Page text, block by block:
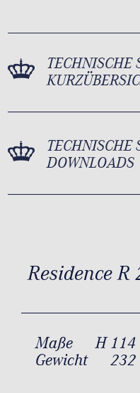
TECHNISCHE
TECHNISCHE
DOWNLOADS
Residence
Maße
H
Gewicht
232